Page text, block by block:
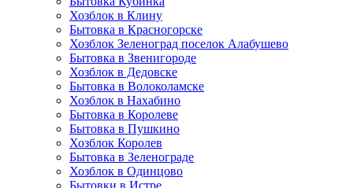
Хозблок в Клину
Бытовка в Красногорске
Хозблок Зеленоград поселок Алабушево
Бытовка в Звенигороде
Хозблок в Дедовске
Бытовка в Волоколамске
Хозблок в Нахабино
Бытовка в Королеве
Бытовкa в Пушкино
Хозблок Королев
Бытовка в Зеленограде
Хозблок в Одинцово
Бытовки в Истре